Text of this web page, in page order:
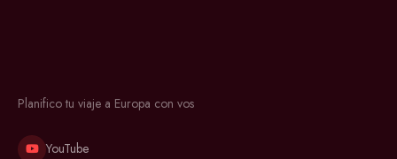
Planifico tu viaje a Europa con vos
YouTube